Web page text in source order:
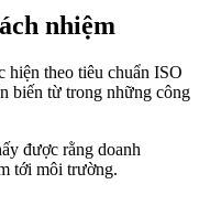
nhiệm
hiện theo tiêu chuẩn ISO
biến từ trong những công
được rằng doanh
tới môi trường.